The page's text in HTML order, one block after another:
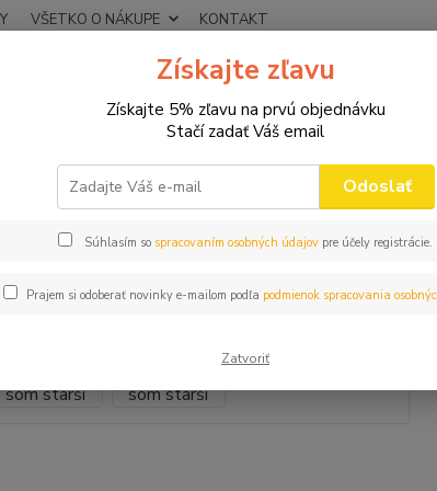
VŠETKO O NÁKUPE KONTAKT
VTIPNÉ TRIČKÁ NARODENINOVÉ Pánske tričko Čím som
tričko Čím som starší
Získajte zľavu
Získajte 5% zľavu na prvú objednávku
Stačí zadať Váš email
Odoslať
Súhlasím so spracovaním osobných údajov pre účely registrácie.
Prajem si odoberať novinky e-mailom podľa podmienok spracovania
Zatvoriť